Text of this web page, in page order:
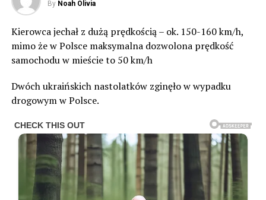
By Noah Olivia
Kierowca jechał z dużą prędkością – ok. 150-160 km/h,
mimo że w Polsce maksymalna dozwolona prędkość
samochodu w mieście to 50 km/h
Dwóch ukraińskich nastolatków zginęło w wypadku
drogowym w Polsce.